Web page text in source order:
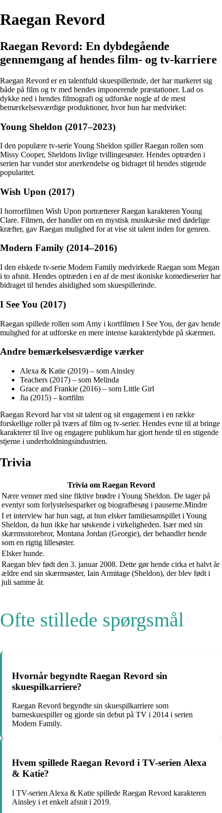
Raegan Revord
Raegan Revord: En dybdegående
gennemgang af hendes film- og tv-karriere
Raegan Revord er en talentfuld skuespillerinde, der har markeret sig
både på film og tv med hendes imponerende præstationer. Lad os
dykke ned i hendes filmografi og udforske nogle af de mest
bemærkelsesværdige produktioner, hvor hun har medvirket:
Young Sheldon (2017–2023)
I den populære tv-serie Young Sheldon spiller Raegan rollen som
Missy Cooper, Sheldons livlige tvillingesøster. Hendes optræden i
serien har vundet stor anerkendelse og bidraget til hendes stigende
popularitet.
Wish Upon (2017)
I horrorfilmen Wish Upon portrætterer Raegan karakteren Young
Clare. Filmen, der handler om en mystisk musikæske med dødelige
kræfter, gav Raegan mulighed for at vise sit talent inden for genren.
Modern Family (2014–2016)
I den elskede tv-serie Modern Family medvirkede Raegan som Megan
i to afsnit. Hendes optræden i en af de mest ikoniske komedieserier har
bidraget til hendes alsidighed som skuespillerinde.
I See You (2017)
Raegan spillede rollen som Amy i kortfilmen I See You, der gav hende
mulighed for at udforske en mere intense karakterdybde på skærmen.
Andre bemærkelsesværdige værker
Alexa & Katie (2019) – som Ainsley
Teachers (2017) – som Melinda
Grace and Frankie (2016) – som Little Girl
Jia (2015) – kortfilm
Raegan Revord har vist sit talent og sit engagement i en række
forskellige roller på tværs af film og tv-serier. Hendes evne til at bringe
karakterer til live og engagere publikum har gjort hende til en stigende
stjerne i underholdningsindustrien.
Trivia
Trivia om Raegan Revord
Nære venner med sine fiktive brødre i Young Sheldon. De tager på
eventyr som forlystelsesparker og biografbesøg i pauserne.Mindre
I et interview har hun sagt, at hun elsker familiesamspillet i Young
Sheldon, da hun ikke har søskende i virkeligheden. Især med sin
skærmsstorebror, Montana Jordan (Georgie), der behandler hende
som en rigtig lillesøster.
Elsker hunde.
Raegan blev født den 3. januar 2008. Dette gør hende cirka et halvt år
ældre end sin skærmsøster, Iain Armitage (Sheldon), der blev født i
juli samme år.
Ofte stillede spørgsmål
Hvornår begyndte Raegan Revord sin
skuespilkarriere?
Raegan Revord begyndte sin skuespilkarriere som
barneskuespiller og gjorde sin debut på TV i 2014 i serien
Modern Family.
Hvem spillede Raegan Revord i TV-serien Alexa
& Katie?
I TV-serien Alexa & Katie spillede Raegan Revord karakteren
Ainsley i et enkelt afsnit i 2019.